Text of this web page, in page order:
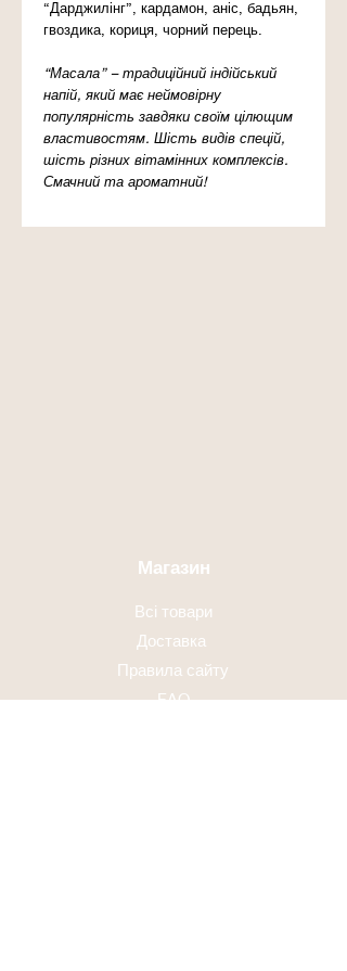
“Дарджилінг”, кардамон, аніс, бадьян,
гвоздика, кориця, чорний перець.
“Масала” – традиційний індійський
напій, який має неймовірну
популярність завдяки своїм цілющим
властивостям. Шість видів спецій,
шість різних вітамінних комплексів.
Смачний та ароматний!
Магазин
Всі товари
Доставка
Правила сайту
FAQ